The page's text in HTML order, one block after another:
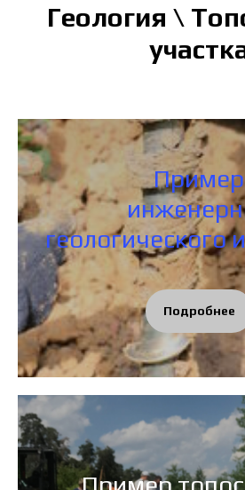
Геология \
Пример
геологического
Подробнее